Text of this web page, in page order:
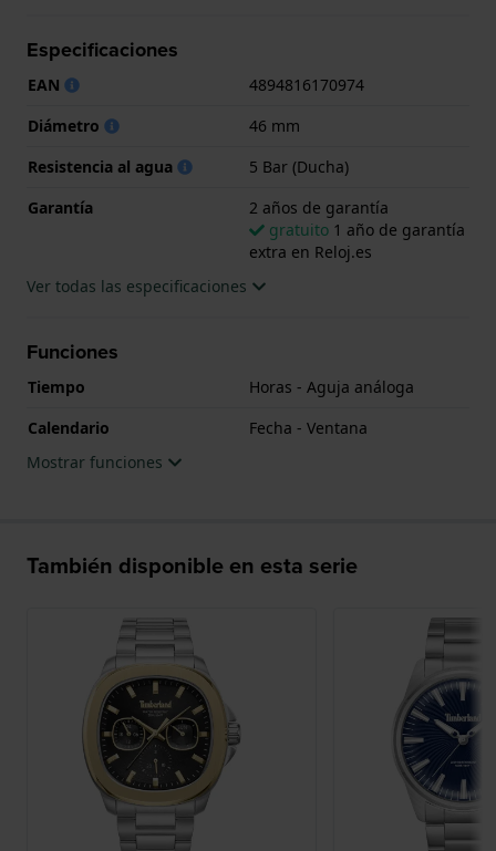
reloj viene con 2 años de garantía.
Especificaciones
EAN
4894816170974
Diámetro
46 mm
Resistencia al agua
5 Bar (Ducha)
Garantía
2 años de garantía
gratuito 1 año de garantía
extra en Reloj.es
Ver todas las especificaciones
Funciones
Tiempo
Horas - Aguja análoga
Calendario
Fecha - Ventana
Mostrar funciones
También disponible en esta serie